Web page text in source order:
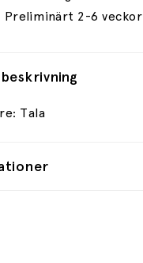
Preliminärt 2-6 veckor
Tala